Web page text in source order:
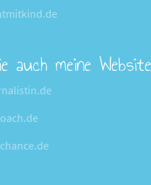
auch meine